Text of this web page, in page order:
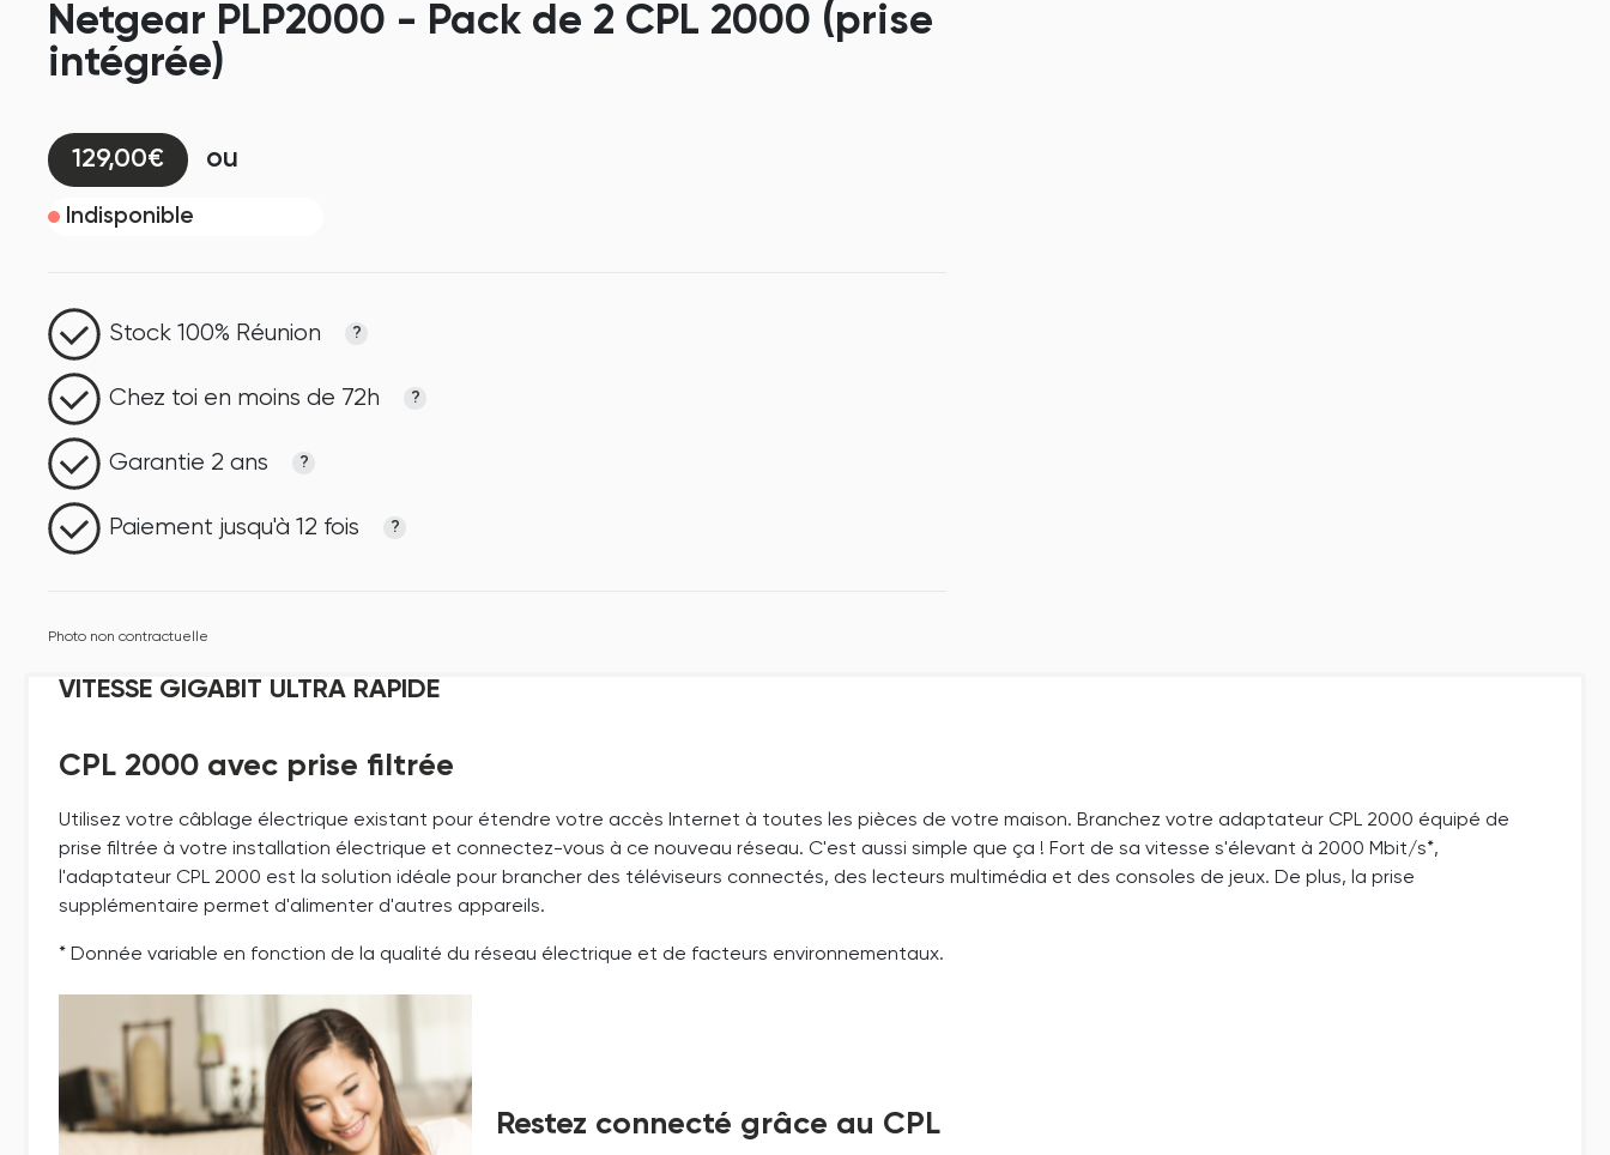
Netgear PLP2000 - Pack de 2 CPL 2000 (prise
intégrée)
129,00€ ou
Indisponible
Stock 100% Réunion ?
Chez toi en moins de 72h ?
Garantie 2 ans ?
Paiement jusqu'à 12 fois ?
Photo non contractuelle
VITESSE GIGABIT ULTRA RAPIDE
CPL 2000 avec prise filtrée
Utilisez votre câblage électrique existant pour étendre votre accès Internet à toutes les pièces de votre maison. Branchez votre adaptateur CPL 2000 équipé de
prise filtrée à votre installation électrique et connectez-vous à ce nouveau réseau. C'est aussi simple que ça ! Fort de sa vitesse s'élevant à 2000 Mbit/s*,
l'adaptateur CPL 2000 est la solution idéale pour brancher des téléviseurs connectés, des lecteurs multimédia et des consoles de jeux. De plus, la prise
supplémentaire permet d'alimenter d'autres appareils.
* Donnée variable en fonction de la qualité du réseau électrique et de facteurs environnementaux.
Restez connecté grâce au CPL